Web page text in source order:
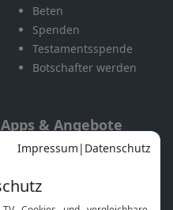
Beten
Spenden
Testamentsspende
Botschafter werden
Apps & Angebote
Mobile App